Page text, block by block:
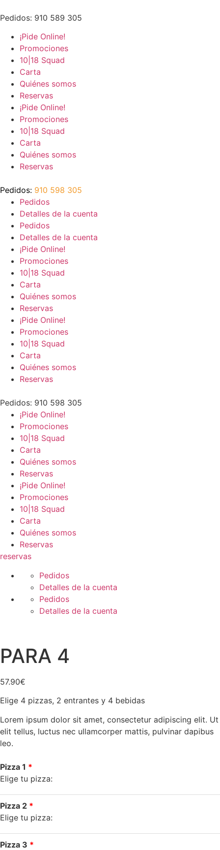
al
Pedidos: 910 589 305
¡Pide Online!
Promociones
10|18 Squad
Carta
Quiénes somos
Reservas
¡Pide Online!
Promociones
10|18 Squad
Carta
Quiénes somos
Reservas
Pedidos: 910 598 305
Pedidos
Detalles de la cuenta
Pedidos
Detalles de la cuenta
¡Pide Online!
Promociones
10|18 Squad
Carta
Quiénes somos
Reservas
¡Pide Online!
Promociones
10|18 Squad
Carta
Quiénes somos
Reservas
Pedidos: 910 598 305
¡Pide Online!
Promociones
10|18 Squad
Carta
Quiénes somos
Reservas
¡Pide Online!
Promociones
10|18 Squad
Carta
Quiénes somos
Reservas
reservas
Pedidos
Detalles de la cuenta
Pedidos
Detalles de la cuenta
PARA 4
57.90€
Elige 4 pizzas, 2 entrantes y 4 bebidas
Lorem ipsum dolor sit amet, consectetur adipiscing elit. Ut
elit tellus, luctus nec ullamcorper mattis, pulvinar dapibus
leo.
Pizza 1
Elige tu pizza:
Pizza 2
Elige tu pizza:
Pizza 3